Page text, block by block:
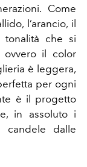
Come
l’arancio, il
tonalità che si
ovvero il color
è leggera,
per ogni
è il progetto
in assoluto i
candele dalle